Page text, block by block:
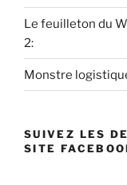
Le feuilleton du
2:
Monstre
SUIVEZ LES
SITE